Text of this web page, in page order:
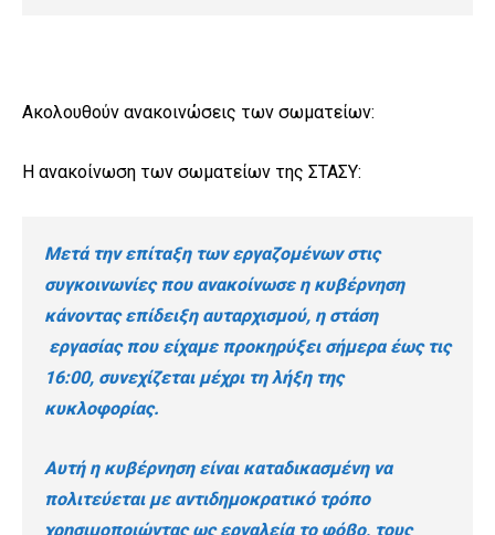
Ακολουθούν ανακοινώσεις των σωματείων:
Η ανακοίνωση των σωματείων της ΣΤΑΣΥ:
Μετά την επίταξη των εργαζομένων στις
συγκοινωνίες που ανακοίνωσε η κυβέρνηση
κάνοντας επίδειξη αυταρχισμού, η στάση
εργασίας που είχαμε προκηρύξει σήμερα έως τις
16:00, συνεχίζεται μέχρι τη λήξη της
κυκλοφορίας.
Αυτή η κυβέρνηση είναι καταδικασμένη να
πολιτεύεται με αντιδημοκρατικό τρόπο
χρησιμοποιώντας ως εργαλεία το φόβο, τους